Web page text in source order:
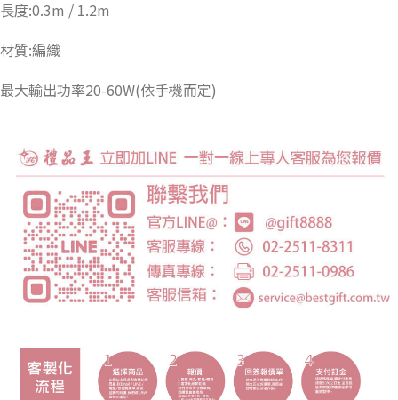
長度:0.3m / 1.2m
材質:編織
最大輸出功率20-60W(依手機而定)